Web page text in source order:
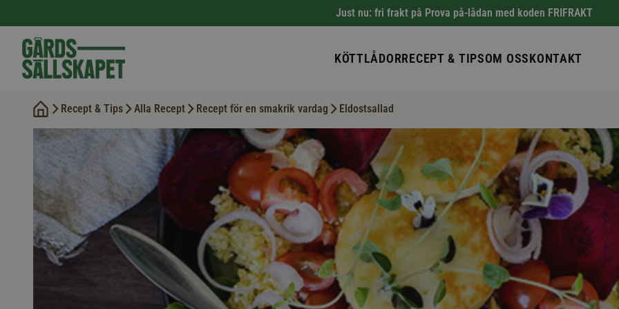
Just nu: fri frakt på Prova på-lådan med koden FRIFRAKT
KÖTTLÅDORRECEPT & TIPSOM OSSKONTAKT
Recept & Tips Alla Recept Recept för en smakrik vardag Eldostsallad